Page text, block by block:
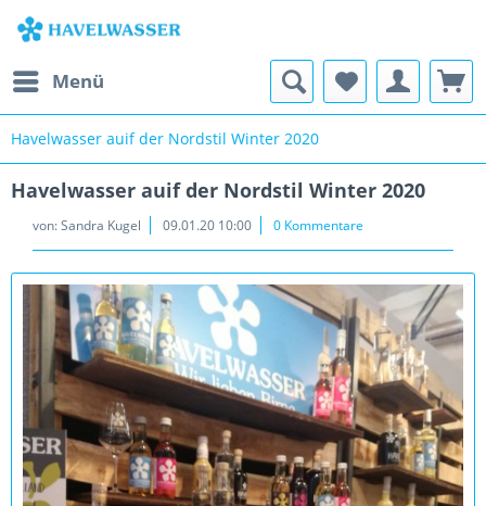
Menü
Havelwasser auif der Nordstil Winter 2020
Havelwasser auif der Nordstil Winter 2020
von:Sandra Kugel 09.01.20 10:00 0 Kommentare